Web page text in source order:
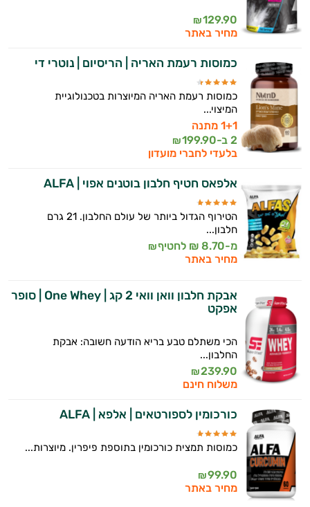
129.90
₪
מחיר באתר
כמוסות רעמת האריה | הריסיום | נוטרי די
כמוסות רעמת האריה המיוצרות בטכנולוגיית
המיצוי...
1+1 מתנה
2 ב-
199.90
₪
בלעדי לחברי מועדון
אלפאס חטיף חלבון בוטנים אפוי | ALFA
הטירוף הגדול ביותר של עולם החלבון. 21 גרם
חלבון...
מ-8.70 ₪ לחטיף ₪
מחיר באתר
אבקת חלבון וואן וואי 2 קג | One Whey | סופר
אפקט
הכי משתלם טבע בריא הודעה חשובה: אבקת
החלבון...
239.90
₪
משלוח חינם
כורכומין לספורטאים | אלפא | ALFA
כמוסות תמצית כורכומין בתוספת פיפרין. מיוצרות...
99.90
₪
מחיר באתר